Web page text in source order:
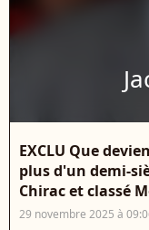
EXCLU Que
plus d'un demi-
Chirac et classé
29 novembre 2025 à